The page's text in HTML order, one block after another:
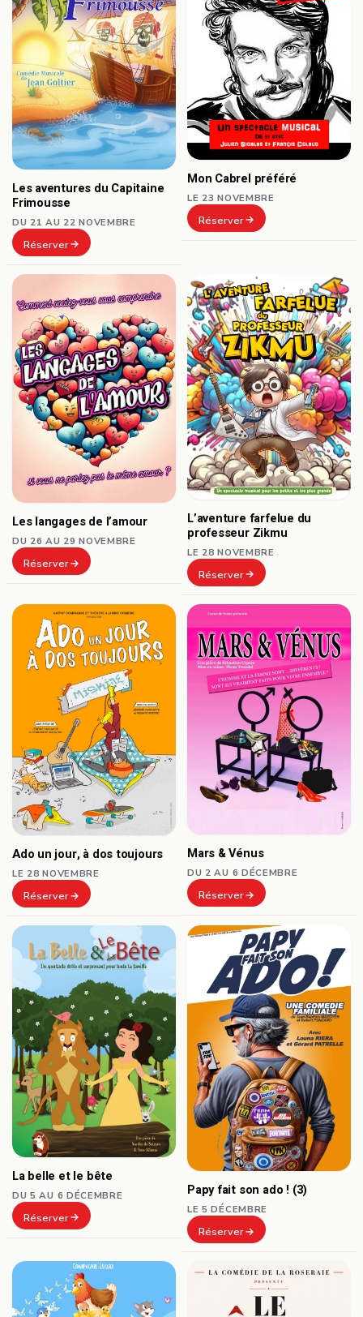
Les aventures du Capitaine
Frimousse
DU 21 AU 22 NOVEMBRE
Réserver
Mon Cabrel préféré
LE 23 NOVEMBRE
Réserver
Les langages de l’amour
DU 26 AU 29 NOVEMBRE
Réserver
L’aventure farfelue du
professeur Zikmu
LE 28 NOVEMBRE
Réserver
Ado un jour, à dos toujours
LE 28 NOVEMBRE
Réserver
Mars & Vénus
DU 2 AU 6 DÉCEMBRE
Réserver
La belle et le bête
DU 5 AU 6 DÉCEMBRE
Réserver
Papy fait son ado ! (3)
LE 5 DÉCEMBRE
Réserver